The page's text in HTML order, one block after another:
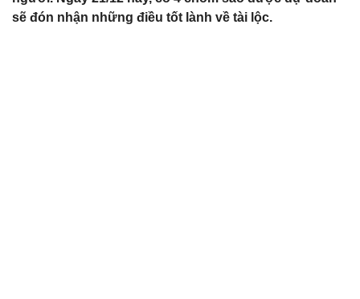
sẽ đón nhận những điều tốt lành về tài lộc.